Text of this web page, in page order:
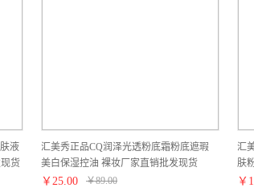
液
货
汇美秀正品CQ润泽光透粉底霜粉底遮瑕
美白保湿控油 裸妆厂家直销批发现货
￥ 25.00 ￥89.00
汇
肤
￥